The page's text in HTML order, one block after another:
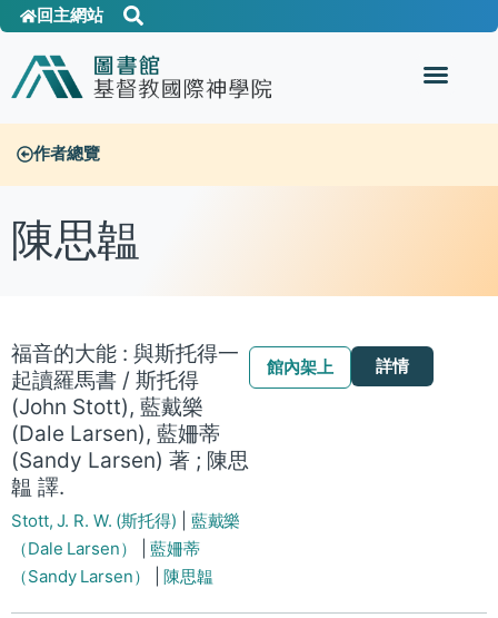
回主網站
作者總覽
陳思韞
福音的大能 : 與斯托得一
起讀羅馬書 / 斯托得
(John Stott), 藍戴樂
(Dale Larsen), 藍姍蒂
(Sandy Larsen) 著 ; 陳思
韞 譯.
Stott, J. R. W. (斯托得)
藍戴樂
（Dale Larsen）
|藍姍蒂
（Sandy Larsen）
|陳思韞
館內架上 詳情